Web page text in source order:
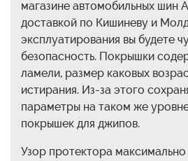
магазине автомобильных шин
доставкой по Кишиневу и
эксплуатирования вы будете
безопасность. Покрышки
ламели, размер каковых
истирания. Из-за этого
параметры на таком же
покрышек для джипов.
Узор протектора